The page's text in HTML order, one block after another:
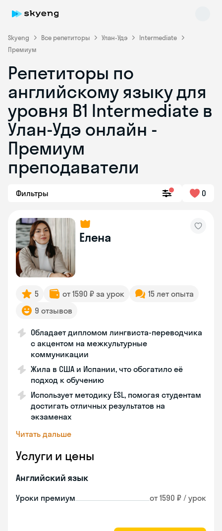
Skyeng Все репетиторы Улан-Удэ
Intermediate
Премиум
Репетиторы по
английскому языку для
уровня B1 Intermediate в
Улан-Удэ онлайн -
Премиум
преподаватели
Фильтры 0
Елена
5 от 1590 ₽ за урок
15 лет опыта
9 отзывов
Обладает дипломом лингвиста-переводчика
с акцентом на межкультурные
коммуникации
Жила в США и Испании, что обогатило её
подход к обучению
Использует методику ESL, помогая студентам
достигать отличных результатов на
экзаменах
Читать дальше
Услуги и цены
Английский язык
Уроки премиум от 1590 ₽ / урок
Skyeng Chat